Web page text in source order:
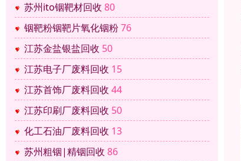
苏州ito铟靶材回收 80
铟靶粉铟靶片氧化铟粉76
江苏金盐银盐回收 50
江苏电子厂废料回收 15
江苏首饰厂废料回收 44
江苏印刷厂废料回收 50
化工石油厂废料回收 13
苏州粗铟|精铟回收 86